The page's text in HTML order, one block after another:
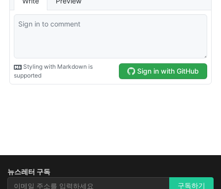
뉴스레터 구독
뉴스레터 구독
구독하기